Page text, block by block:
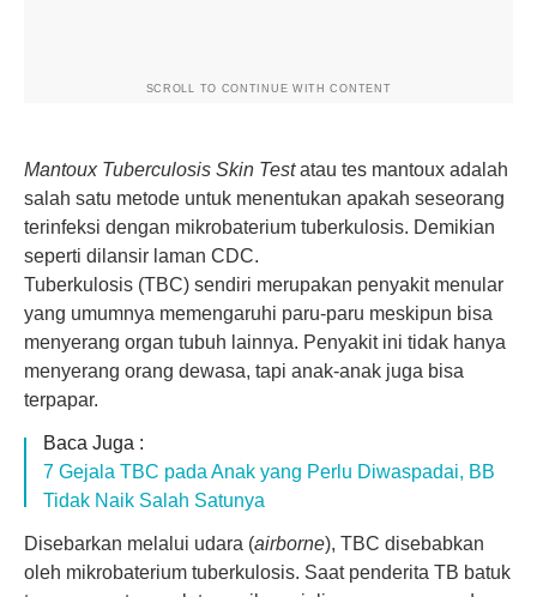
SCROLL TO CONTINUE WITH CONTENT
Mantoux Tuberculosis Skin Testatau tes mantoux adalah
salah satu metode untuk menentukan apakah seseorang
terinfeksi dengan mikrobaterium tuberkulosis. Demikian
seperti dilansir laman CDC.
Tuberkulosis (TBC) sendiri merupakan penyakit menular
yang umumnya memengaruhi paru-paru meskipun bisa
menyerang organ tubuh lainnya. Penyakit ini tidak hanya
menyerang orang dewasa, tapi anak-anak juga bisa
terpapar.
Baca Juga :
7 Gejala TBC pada Anak yang Perlu Diwaspadai, BB
Tidak Naik Salah Satunya
Disebarkan melalui udara (airborne), TBC disebabkan
oleh mikrobaterium tuberkulosis. Saat penderita TB batuk